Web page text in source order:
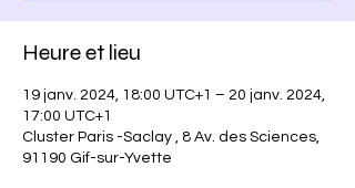
Heure et lieu
19 janv. 2024, 18:00 UTC+1 – 20 janv. 2024,
17:00 UTC+1
Cluster Paris -Saclay , 8 Av. des Sciences,
91190 Gif-sur-Yvette